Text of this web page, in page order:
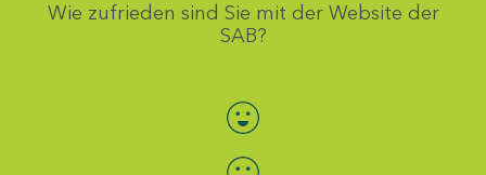
Wie zufrieden sind Sie mit der Website der
SAB?
Bewertung auswählen